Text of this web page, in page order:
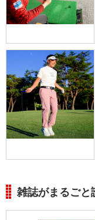
雑誌がまるごと